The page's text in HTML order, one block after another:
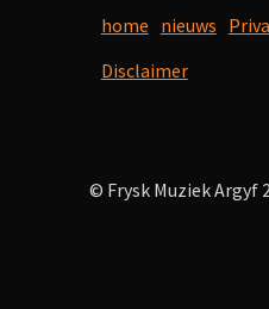
home nieuws
Disclaimer
© Frysk Muziek Argyf